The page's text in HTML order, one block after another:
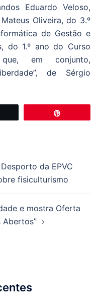
Eduardo Veloso,
Oliveira, do 3.º
de Gestão e
do 1.º ano do Curso
em conjunto,
de Sérgio
da EPVC
fisiculturismo
e mostra Oferta
Abertos”